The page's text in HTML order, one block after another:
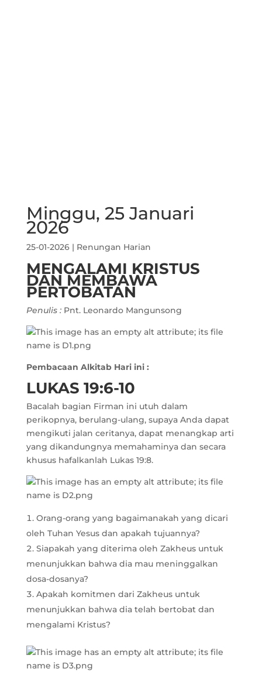
Minggu, 25 Januari
2026
25-01-2026| Renungan Harian
MENGALAMI KRISTUS
DAN MEMBAWA
PERTOBATAN
Penulis : Pnt. Leonardo Mangunsong
Pembacaan Alkitab Hari ini :
LUKAS 19:6-10
Bacalah bagian Firman ini utuh dalam
perikopnya, berulang-ulang, supaya Anda dapat
mengikuti jalan ceritanya, dapat menangkap arti
yang dikandungnya memahaminya dan secara
khusus hafalkanlah Lukas 19:8.
Orang-orang yang bagaimanakah yang dicari
oleh Tuhan Yesus dan apakah tujuannya?
Siapakah yang diterima oleh Zakheus untuk
menunjukkan bahwa dia mau meninggalkan
dosa-dosanya?
Apakah komitmen dari Zakheus untuk
menunjukkan bahwa dia telah bertobat dan
mengalami Kristus?